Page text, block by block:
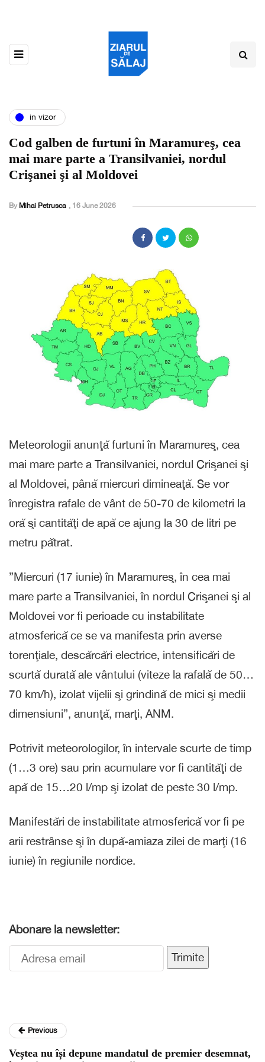
in vizor
Cod galben de furtuni în Maramureş, cea
mai mare parte a Transilvaniei, nordul
Crişanei şi al Moldovei
By Mihai Petrusca , 16 June 2026
Meteorologii anunţă furtuni în Maramureş, cea
mai mare parte a Transilvaniei, nordul Crişanei şi
al Moldovei, până miercuri dimineaţă. Se vor
înregistra rafale de vânt de 50-70 de kilometri la
oră şi cantităţi de apă ce ajung la 30 de litri pe
metru pătrat.
”Miercuri (17 iunie) în Maramureş, în cea mai
mare parte a Transilvaniei, în nordul Crişanei şi al
Moldovei vor fi perioade cu instabilitate
atmosferică ce se va manifesta prin averse
torenţiale, descărcări electrice, intensificări de
scurtă durată ale vântului (viteze la rafală de 50…
70 km/h), izolat vijelii şi grindină de mici şi medii
dimensiuni”, anunţă, marţi, ANM.
Potrivit meteorologilor, în intervale scurte de timp
(1…3 ore) sau prin acumulare vor fi cantităţi de
apă de 15…20 l/mp şi izolat de peste 30 l/mp.
Manifestări de instabilitate atmosferică vor fi pe
arii restrânse şi în după-amiaza zilei de marţi (16
iunie) în regiunile nordice.
Abonare la newsletter:
Trimite
Previous
Veștea nu își depune mandatul de premier desemnat,